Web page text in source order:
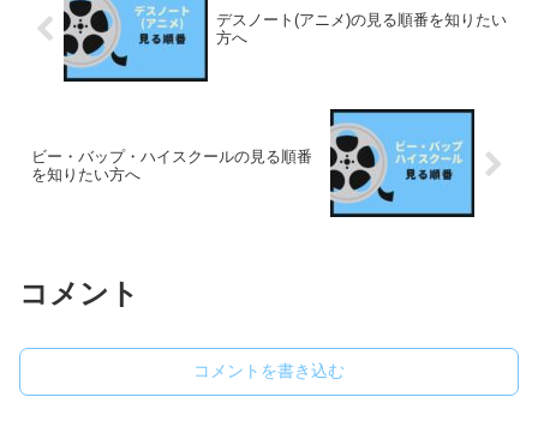
デスノート(アニメ)の見る順番を知りたい
方へ
ビー・バップ・ハイスクールの見る順番
を知りたい方へ
コメント
コメントを書き込む